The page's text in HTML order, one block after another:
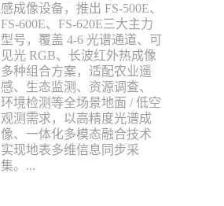
感成像设备，推出 FS-500E、
FS-600E、FS-620E三大主力
型号，覆盖 4-6 光谱通道、可
见光 RGB、长波红外热成像
多种组合方案，适配农业遥
感、生态监测、资源调查、
环境检测等全场景地面 / 低空
观测需求，以高精度光谱成
像、一体化多模态融合技术
实现地表多维信息同步采
集。...